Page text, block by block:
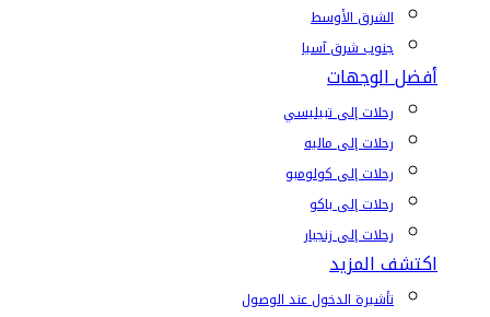
الشرق الأوسط
جنوب شرق آسيا
أفضل الوجهات
رحلات إلى تبيليسي
رحلات إلى ماليه
رحلات إلى كولومبو
رحلات إلى باكو
رحلات إلى زنجبار
اكتشف المزيد
تأشيرة الدخول عند الوصول